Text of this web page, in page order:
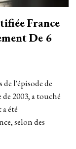
France
De 6
de l'épisode de
2003, a touché
été
selon des